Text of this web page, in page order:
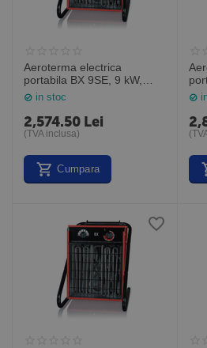
Aeroterma electrica
portabila BX 9SE, 9 kW,
Veab Suedia
in stoc
2,574.50 Lei
(TVA inclusa)
Cumpara